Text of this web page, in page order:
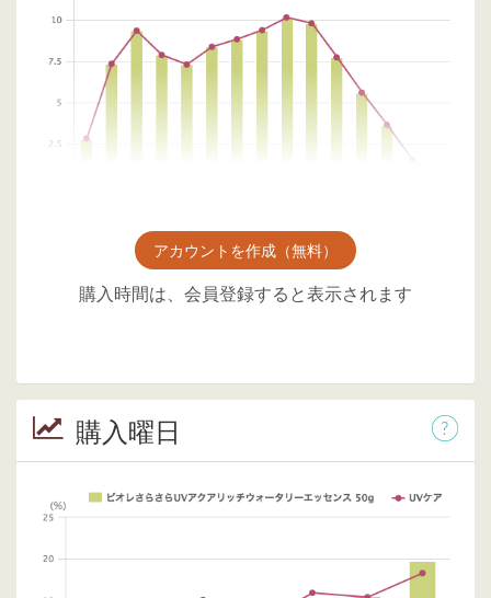
アカウントを作成（無料）
購入時間は、会員登録すると表示されます
購入曜日